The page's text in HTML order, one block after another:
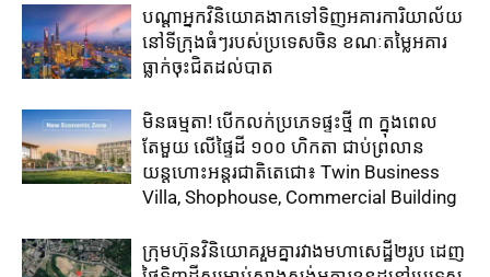
បណ្តាអ្នកវិនិយោគ​ងាក​ទៅ​ទិញ​អគារការិយាល័យ​
នៅ​ទីក្រុង​ធំៗ​របស់​ប្រទេសចិន ​ខណៈតម្លៃអគារ
ធ្លាក់​ចុះ​ជិត​ដល់​បាត
មិនធម្មតា! បើកលក់ប្រភេទផ្ទះថ្មី ៣ ក្នុងពេល
តែមួយ លើផ្ទៃដី ១០០ ហិកតា ​ជាប់​ព្រលាន
យន្តហោះ​អន្តរជាតិតេជោ៖ ​Twin Business
Villa, Shophouse, Commercial Building
ក្រុមហ៊ុន​វិនិយោគ​រួម​គ្នា​រវាង​មហាសេដ្ឋី២រូប ​ដេញ​